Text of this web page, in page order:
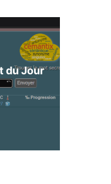
du Jour